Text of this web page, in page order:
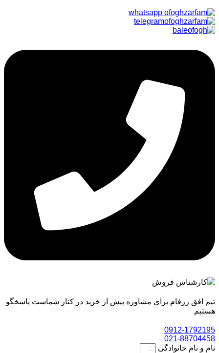
تیم افق زرفام برای مشاوره پیش از خرید در کنار شماست پاسخگو
هستیم
0912-1792195
021-88704458
نام و نام خانوادگی